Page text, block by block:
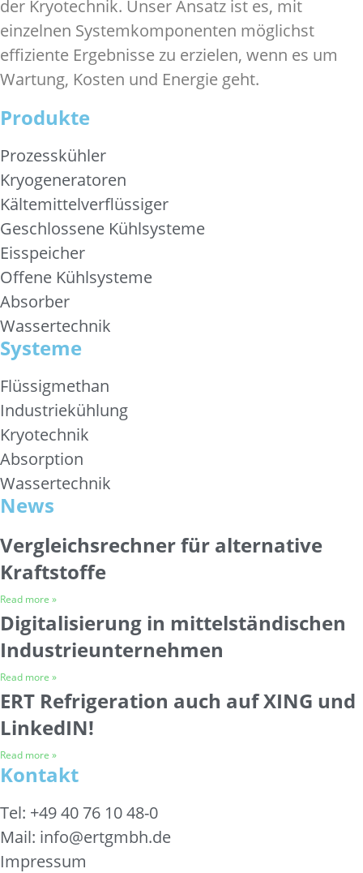
der Kryotechnik. Unser Ansatz ist es, mit
einzelnen Systemkomponenten möglichst
effiziente Ergebnisse zu erzielen, wenn es um
Wartung, Kosten und Energie geht.
Produkte
Prozesskühler
Kryogeneratoren
Kältemittelverflüssiger
Geschlossene Kühlsysteme
Eisspeicher
Offene Kühlsysteme
Absorber
Wassertechnik
Systeme
Flüssigmethan
Industriekühlung
Kryotechnik
Absorption
Wassertechnik
News
Vergleichsrechner für alternative
Kraftstoffe
Read more »
Digitalisierung in mittelständischen
Industrieunternehmen
Read more »
ERT Refrigeration auch auf XING und
LinkedIN!
Read more »
Kontakt
Tel: +49 40 76 10 48-0
Mail: info@ertgmbh.de
Impressum